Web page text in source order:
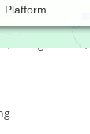
Platform
Medizin,
,